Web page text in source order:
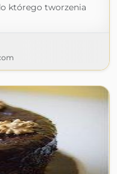
którego tworzenia